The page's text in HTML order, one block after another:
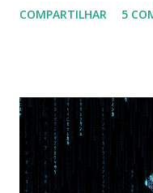
Na inicialização aperte
com Win, deixe essa
Disabled USB S3
Disabled OS Mode
opção garante boot
COMPARTILHAR 5